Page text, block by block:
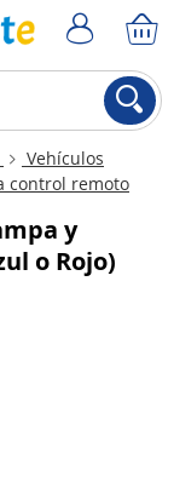
Vehículos
control remoto
y
o Rojo)